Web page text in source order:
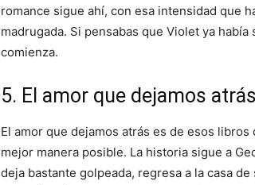
romance sigue ahí, con esa intensidad que
madrugada. Si pensabas que Violet ya
comienza.
5. El amor que dejamos atrás
El amor que dejamos atrás es de esos
mejor manera posible. La historia sigue a
deja bastante golpeada, regresa a la casa